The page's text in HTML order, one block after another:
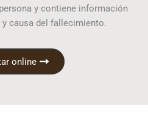
y contiene información
causa del fallecimiento.
online